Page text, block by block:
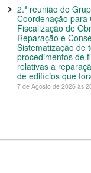
2.ª reunião do
Coordenação para
Fiscalização de
Reparação e
Sistematização de
procedimentos de
relativas a
de edifícios que
7 de Agosto de 2026 às